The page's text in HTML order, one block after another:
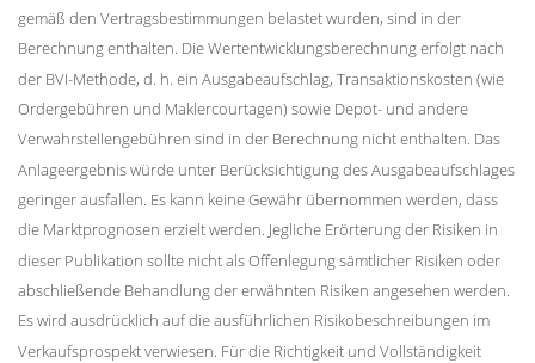
gemäß den Vertragsbestimmungen belastet wurden, sind in der
Berechnung enthalten. Die Wertentwicklungsberechnung erfolgt nach
der BVI-Methode, d. h. ein Ausgabeaufschlag, Transaktionskosten (wie
Ordergebühren und Maklercourtagen) sowie Depot- und andere
Verwahrstellengebühren sind in der Berechnung nicht enthalten. Das
Anlageergebnis würde unter Berücksichtigung des Ausgabeaufschlages
geringer ausfallen. Es kann keine Gewähr übernommen werden, dass
die Marktprognosen erzielt werden. Jegliche Erörterung der Risiken in
dieser Publikation sollte nicht als Offenlegung sämtlicher Risiken oder
abschließende Behandlung der erwähnten Risiken angesehen werden.
Es wird ausdrücklich auf die ausführlichen Risikobeschreibungen im
Verkaufsprospekt verwiesen. Für die Richtigkeit und Vollständigkeit